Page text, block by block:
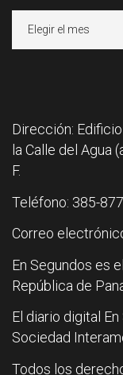
Dirección:
la Calle del Agua
F.
Teléfono: 385-
Correo
En Segundos es
República de
El diario digital
Sociedad
Todos los